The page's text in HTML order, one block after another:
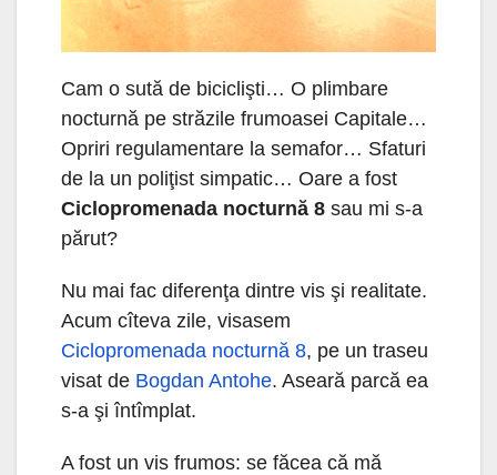
Cam o sută de biciclişti… O plimbare
nocturnă pe străzile frumoasei Capitale…
Opriri regulamentare la semafor… Sfaturi
de la un poliţist simpatic… Oare a fost
Ciclopromenada nocturnă 8 sau mi s-a
părut?
Nu mai fac diferenţa dintre vis şi realitate.
Acum cîteva zile, visasem
Ciclopromenada nocturnă 8, pe un traseu
visat de Bogdan Antohe. Aseară parcă ea
s-a şi întîmplat.
A fost un vis frumos: se făcea că mă